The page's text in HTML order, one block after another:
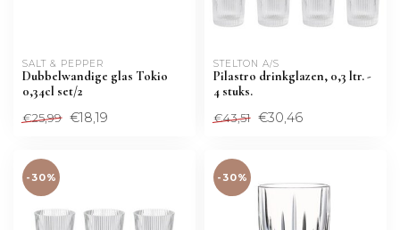
SALT & PEPPER
Dubbelwandige glas Tokio
0,34cl set/2
€25,99 €18,19
STELTON A/S
Pilastro drinkglazen, 0,3 ltr. -
4 stuks.
€43,51 €30,46
-30% -30%